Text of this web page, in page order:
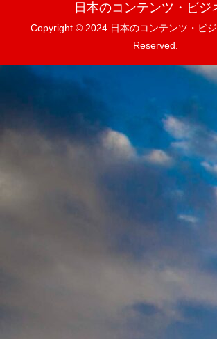
日本のコンテンツ・ビジ
Copyright © 2024 日本のコンテンツ・ビ
Reserved.